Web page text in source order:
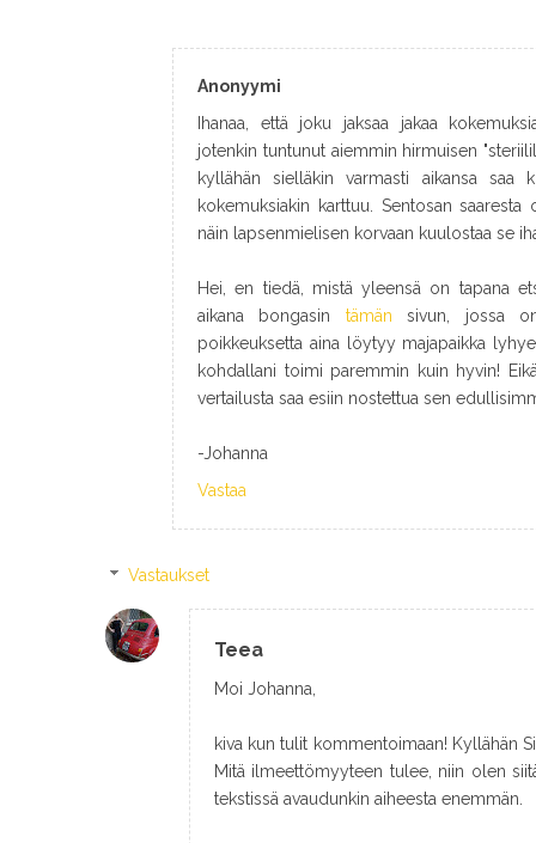
Anonyymi
Ihanaa, että joku jaksaa jakaa
jotenkin tuntunut aiemmin hirmuisen
kyllähän sielläkin varmasti aikansa saa
kokemuksiakin karttuu. Sentosan
näin lapsenmielisen korvaan kuulostaa se
Hei, en tiedä, mistä yleensä on tapana
aikana bongasin tämän sivun, jossa
poikkeuksetta aina löytyy majapaikka
kohdallani toimi paremmin kuin hyvin!
vertailusta saa esiin nostettua sen
-Johanna
Vastaa
Vastaukset
Teea
Moi Johanna,
kiva kun tulit kommentoimaan! Kyllähän
Mitä ilmeettömyyteen tulee, niin olen
tekstissä avaudunkin aiheesta enemmän.